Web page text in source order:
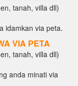
tanah, villa dll)
idamkan via peta.
VIA PETA
tanah, villa dll)
anda minati via